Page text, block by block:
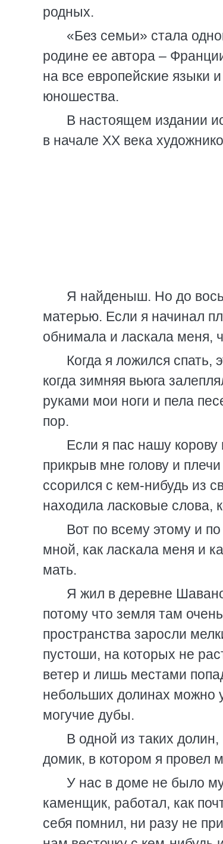
родных.
«Без семьи» стала
родине ее автора –
на все европейские языки
юношества.
В настоящем издании
в начале XX века
Я найденыш. Но до
матерью. Если я начинал
обнимала и ласкала меня,
Когда я ложился спать,
когда зимняя вьюга
руками мои ноги и пела
пор.
Если я пас нашу
прикрыв мне голову и
ссорился с кем-нибудь из
находила ласковые слова,
Вот по всему этому и
мной, как ласкала меня и
мать.
Я жил в деревне
потому что земля там
пространства заросли
пустоши, на которых не
ветер и лишь местами
небольших долинах можно
могучие дубы.
В одной из таких
домик, в котором я провел
У нас в доме не было
каменщик, работал, как
себя помнил, ни разу не